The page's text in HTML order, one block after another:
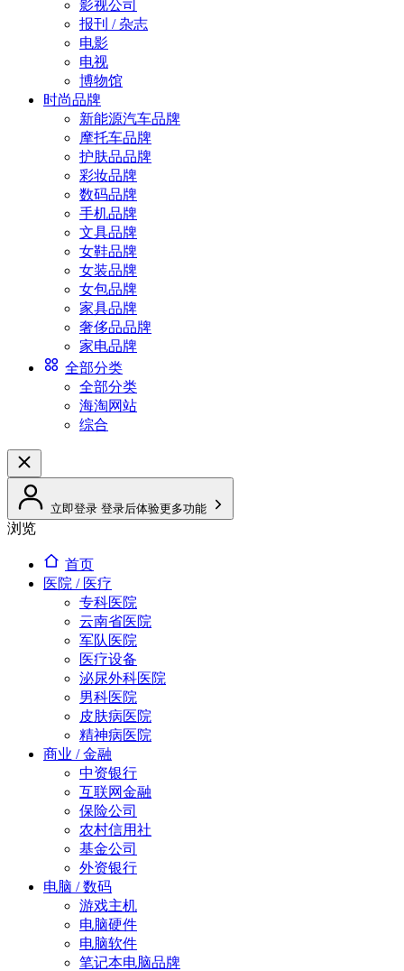
影视公司
报刊 / 杂志
电影
电视
博物馆
时尚品牌
新能源汽车品牌
摩托车品牌
护肤品品牌
彩妆品牌
数码品牌
手机品牌
文具品牌
女鞋品牌
女装品牌
女包品牌
家具品牌
奢侈品品牌
家电品牌
全部分类
全部分类
海淘网站
综合
立即登录 登录后体验更多功能
浏览
首页
医院 / 医疗
专科医院
云南省医院
军队医院
医疗设备
泌尿外科医院
男科医院
皮肤病医院
精神病医院
商业 / 金融
中资银行
互联网金融
保险公司
农村信用社
基金公司
外资银行
电脑 / 数码
游戏主机
电脑硬件
电脑软件
笔记本电脑品牌